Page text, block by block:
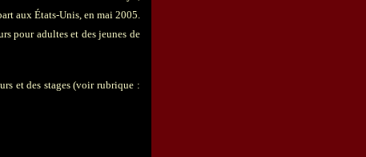
aux États-Unis, en mai 2005.
pour adultes et des jeunes de
et des stages (voir rubrique :